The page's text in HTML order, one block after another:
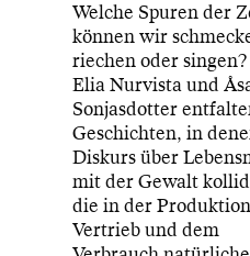
Welche Spuren der
können wir
riechen oder singen?
Elia Nurvista und
Sonjasdotter
Geschichten, in
Diskurs über
mit der Gewalt
die in der
Vertrieb und dem